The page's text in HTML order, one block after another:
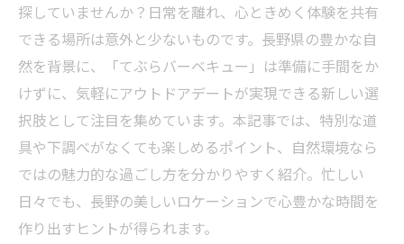
探していませんか？日常を離れ、心ときめく体験を共有
できる場所は意外と少ないものです。長野県の豊かな自
然を背景に、「てぶらバーベキュー」は準備に手間をか
けずに、気軽にアウトドアデートが実現できる新しい選
択肢として注目を集めています。本記事では、特別な道
具や下調べがなくても楽しめるポイント、自然環境なら
ではの魅力的な過ごし方を分かりやすく紹介。忙しい
日々でも、長野の美しいロケーションで心豊かな時間を
作り出すヒントが得られます。